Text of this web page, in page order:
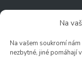
Na
Na vašem soukromí
nezbytné, jiné pomáhají